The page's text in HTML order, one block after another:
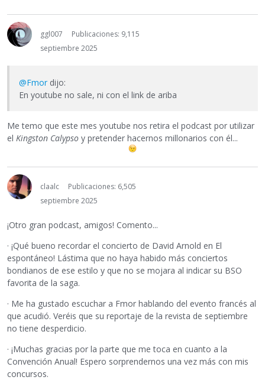
ggl007
Publicaciones: 9,115
septiembre 2025
@Fmor dijo:
En youtube no sale, ni con el link de ariba
Me temo que este mes youtube nos retira el podcast por utilizar
el Kingston Calypso y pretender hacernos millonarios con él...
claalc
Publicaciones: 6,505
septiembre 2025
¡Otro gran podcast, amigos! Comento...
· ¡Qué bueno recordar el concierto de David Arnold en El
espontáneo! Lástima que no haya habido más conciertos
bondianos de ese estilo y que no se mojara al indicar su BSO
favorita de la saga.
· Me ha gustado escuchar a Fmor hablando del evento francés al
que acudió. Veréis que su reportaje de la revista de septiembre
no tiene desperdicio.
· ¡Muchas gracias por la parte que me toca en cuanto a la
Convención Anual! Espero sorprendernos una vez más con mis
concursos.